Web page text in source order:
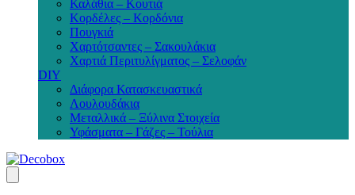
Καλάθια – Κουτιά
Κορδέλες – Κορδόνια
Πουγκιά
Χαρτότσαντες – Σακουλάκια
Χαρτιά Περιτυλίγματος – Σελοφάν
DIY
Διάφορα Κατασκευαστικά
Λουλουδάκια
Μεταλλικά – Ξύλινα Στοιχεία
Υφάσματα – Γάζες – Τούλια